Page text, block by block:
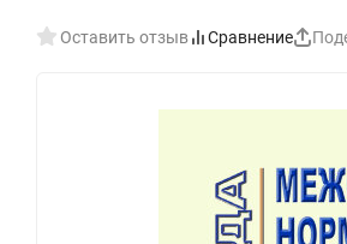
Оставить отзыв Сравнение